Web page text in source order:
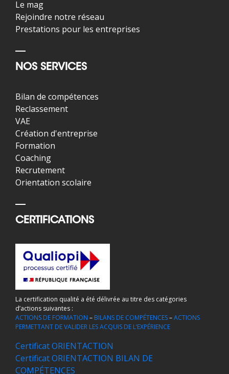
Le mag
Rejoindre notre réseau
Prestations pour les entreprises
NOS SERVICES
Bilan de compétences
Reclassement
VAE
Création d'entreprise
Formation
Coaching
Recrutement
Orientation scolaire
CERTIFICATIONS
La certification qualité a été délivrée au titre des catégories
d’actions suivantes :
ACTIONS DE FORMATION – BILANS DE COMPÉTENCES–ACTIONS
PERMETTANT DE VALIDER LES ACQUIS DE L’EXPÉRIENCE
Certificat ORIENTACTION
Certificat ORIENTACTION BILAN DE
COMPÉTENCES